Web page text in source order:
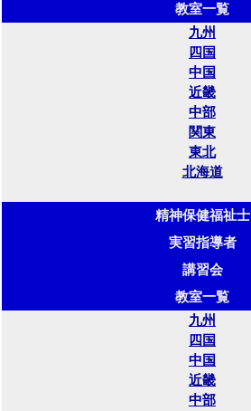
教室一覧
九州
四国
中国
近畿
中部
関東
東北
北海道
精神保健福祉士
実習指導者
講習会
教室一覧
九州
四国
中国
近畿
中部